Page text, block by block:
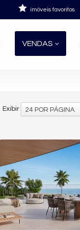
imóveis favoritos
VENDAS
Exibir 24 POR PÁGINA